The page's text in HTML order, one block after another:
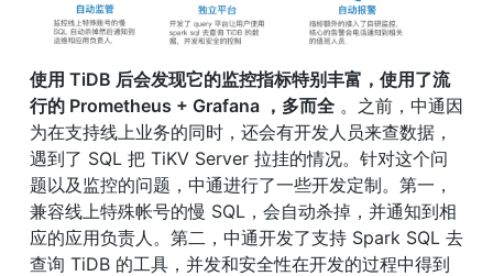
使用 TiDB 后会发现它的监控指标特别丰富，使用了流
行的 Prometheus + Grafana ，多而全 。之前，中通因
为在支持线上业务的同时，还会有开发人员来查数据，
遇到了 SQL 把 TiKV Server 拉挂的情况。针对这个问
题以及监控的问题，中通进行了一些开发定制。第一，
兼容线上特殊帐号的慢 SQL，会自动杀掉，并通知到相
应的应用负责人。第二，中通开发了支持 Spark SQL 去
查询 TiDB 的工具，并发和安全性在开发的过程中得到